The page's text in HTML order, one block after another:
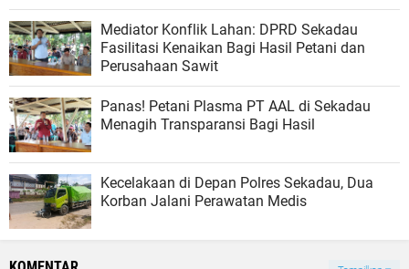
​Mediator Konflik Lahan: DPRD Sekadau
Fasilitasi Kenaikan Bagi Hasil Petani dan
Perusahaan Sawit
Panas! Petani Plasma PT AAL di Sekadau
Menagih Transparansi Bagi Hasil
Kecelakaan di Depan Polres Sekadau, Dua
Korban Jalani Perawatan Medis